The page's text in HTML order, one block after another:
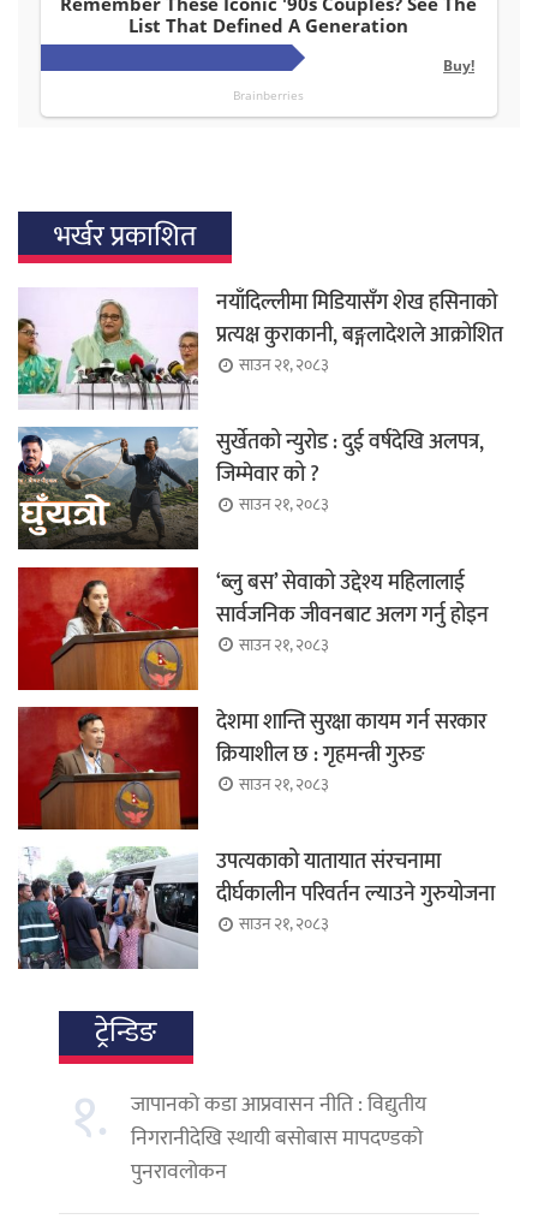
भर्खर प्रकाशित
नयाँदिल्लीमा मिडियासँग शेख हसिनाको
प्रत्यक्ष कुराकानी, बङ्गलादेशले आक्रोशित
साउन २१, २०८३
सुर्खेतको न्युरोड : दुई वर्षदेखि अलपत्र,
जिम्मेवार को ?
साउन २१, २०८३
‘ब्लु बस’ सेवाको उद्देश्य महिलालाई
सार्वजनिक जीवनबाट अलग गर्नु होइन
साउन २१, २०८३
देशमा शान्ति सुरक्षा कायम गर्न सरकार
क्रियाशील छ : गृहमन्त्री गुरुङ
साउन २१, २०८३
उपत्यकाको यातायात संरचनामा
दीर्घकालीन परिवर्तन ल्याउने गुरुयोजना
साउन २१, २०८३
ट्रेन्डिङ
१.
जापानको कडा आप्रवासन नीति : विद्युतीय
निगरानीदेखि स्थायी बसोबास मापदण्डको
पुनरावलोकन